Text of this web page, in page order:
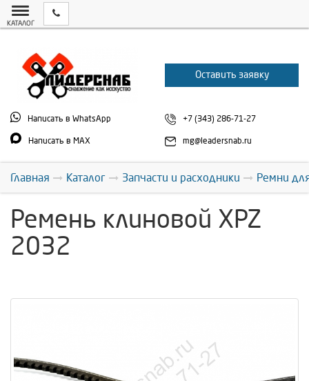
КАТАЛОГ
Оставить заявку
Написать в WhatsApp
Написать в MAX
+7 (343) 286-71-27
mg@leadersnab.ru
Главная Каталог Запчасти и расходники Ремни
Ремень клиновой XPZ
2032